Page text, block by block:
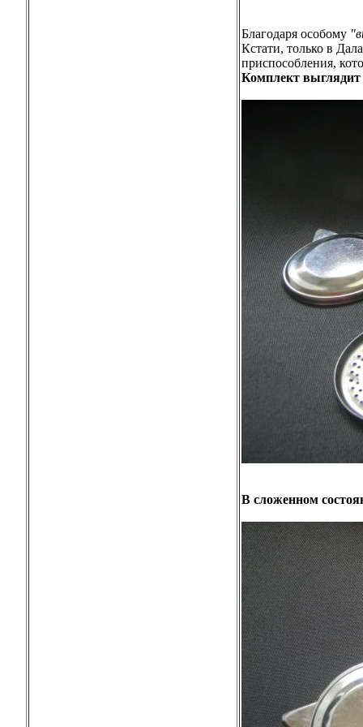
Благодаря особому
Кстати, только в
приспособления,
Комплект выглядит
В сложенном